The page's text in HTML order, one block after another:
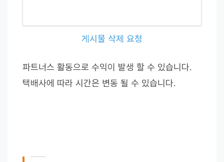
게시물 삭제 요청
파트너스 활동으로 수익이 발생 할 수 있습니다.
택배사에 따라 시간은 변동 될 수 있습니다.